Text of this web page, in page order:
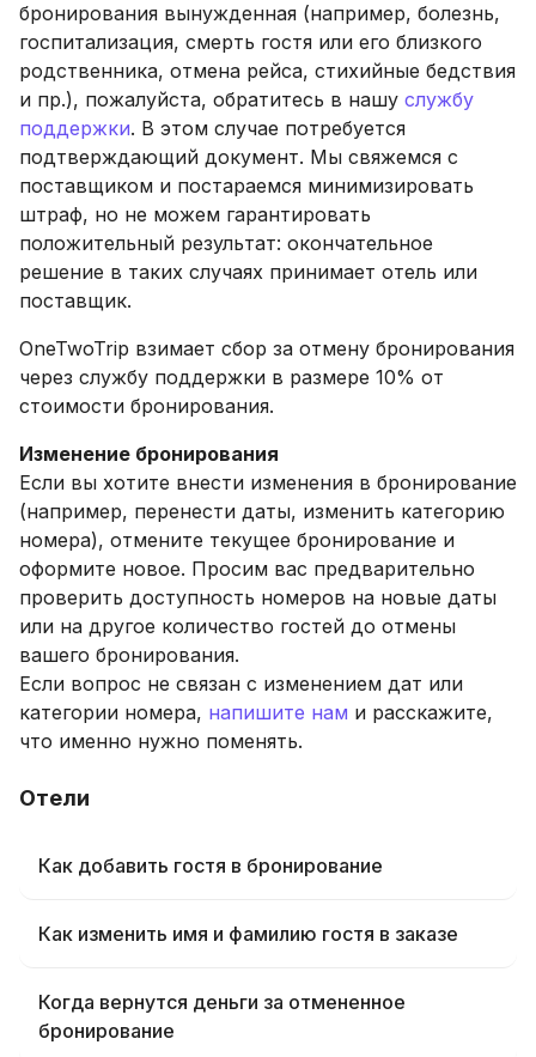
бронирования вынужденная (например, болезнь,
госпитализация, смерть гостя или его близкого
родственника, отмена рейса, стихийные бедствия
и пр.), пожалуйста, обратитесь в нашу службу
поддержки. В этом случае потребуется
подтверждающий документ. Мы свяжемся с
поставщиком и постараемся минимизировать
штраф, но не можем гарантировать
положительный результат: окончательное
решение в таких случаях принимает отель или
поставщик.
OneTwoTrip взимает сбор за отмену бронирования
через службу поддержки в размере 10% от
стоимости бронирования.
Изменение бронирования
Если вы хотите внести изменения в бронирование
(например, перенести даты, изменить категорию
номера), отмените текущее бронирование и
оформите новое. Просим вас предварительно
проверить доступность номеров на новые даты
или на другое количество гостей до отмены
вашего бронирования.
Если вопрос не связан с изменением дат или
категории номера, напишите нам и расскажите,
что именно нужно поменять.
Отели
Как добавить гостя в бронирование
Как изменить имя и фамилию гостя в заказе
Когда вернутся деньги за отмененное
бронирование